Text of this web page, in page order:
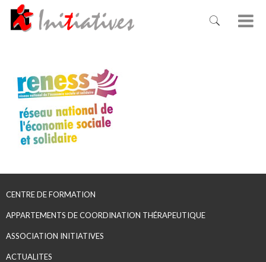
CENTRE DE FORMATION
APPARTEMENTS DE COORDINATION THÉRAPEUTIQUE
ASSOCIATION INITIATIVES
ACTUALITES